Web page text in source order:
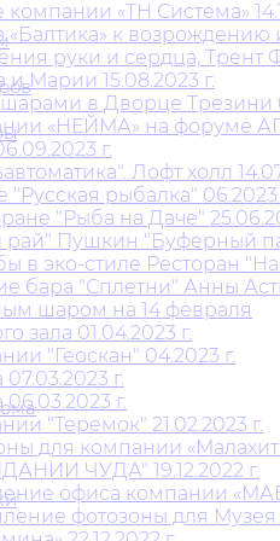
«ТН Система»
к возрождению
руки и сердца, Трент
Марии 15.08.2023 г.
в Дворце Трезини
«НЕЙМА» на форуме
г.
Лофт холл
"Русская рыбалка" 06.2023
"Рыба на Даче"
Пушкин "Буферный
в эко-стиле Ресторан
бара "Сплетни" Анны
шаром на 14 февраля
зала 01.04.2023 г.
"Геоскан" 04.2023 г.
г.
г.
"Теремок" 21.02.2023 г.
для компании «Малахит»
ЧУДА" 19.12.2022 г.
офиса компании
фотозоны для Музея